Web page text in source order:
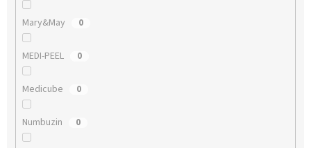
Mary&May 0
MEDI-PEEL 0
Medicube 0
Numbuzin 0